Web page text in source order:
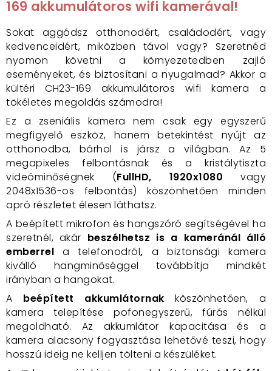
169 akkumulátoros wifi kamerával!
Sokat aggódsz otthonodért, családodért, vagy
kedvenceidért, miközben távol vagy? Szeretnéd
nyomon követni a környezetedben zajló
eseményeket, és biztosítani a nyugalmad? Akkor a
kültéri CH23-169 akkumulátoros wifi kamera a
tökéletes megoldás számodra!
Ez a zseniális kamera nem csak egy egyszerű
megfigyelő eszköz, hanem betekintést nyújt az
otthonodba, bárhol is jársz a világban. Az 5
megapixeles felbontásnak és a kristálytiszta
videóminőségnek (FullHD, 1920x1080 vagy
2048x1536-os felbontás) köszönhetően minden
apró részletet élesen láthatsz.
A beépített mikrofon és hangszóró segítségével ha
szeretnél, akár beszélhetsz is a kameránál álló
emberrel a telefonodról, a biztonsági kamera
kiválló hangminőséggel továbbítja mindkét
irányban a hangokat.
A beépített akkumlátornak köszönhetően, a
kamera telepítése pofonegyszerű, fúrás nélkül
megoldható. Az akkumlátor kapacitása és a
kamera alacsony fogyasztása lehetővé teszi, hogy
hosszú ideig ne kelljen tölteni a készüléket.